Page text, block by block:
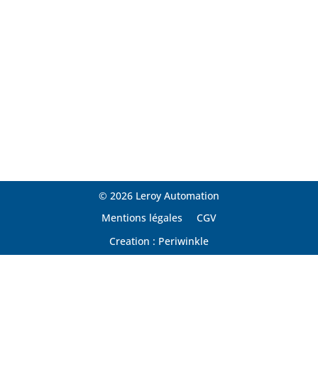
© 2026 Leroy Automation
Mentions légales
CGV
Creation : Periwinkle